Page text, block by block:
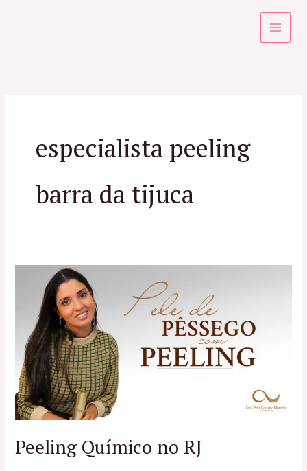
especialista peeling
barra da tijuca
Peeling Químico no RJ
Químico